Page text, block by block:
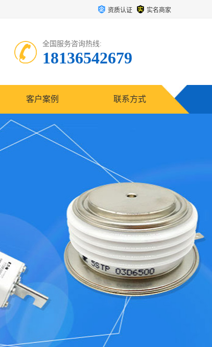
资质认证 实名商家
全国服务咨询热线:
18136542679
客户案例 联系方式